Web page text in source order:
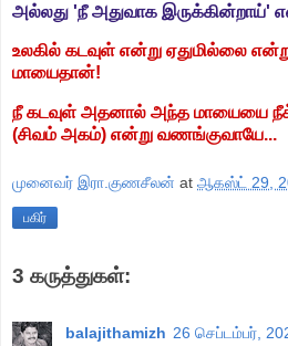
அல்லது 'நீ அதுவாக இருக்கின்றாய்'
உலகில் கடவுள் என்று ஏதுமில்லை
மாயைதான்!
நீ கடவுள் அதனால் அந்த மாயையை
(சிவம் அகம்) என்று வணங்குவாயே...
முனைவர் இரா.குணசீலன் at ஆகஸ்ட் 29,
பகிர்
3 கருத்துகள்:
balajithamizh 26 செப்டம்பர்,